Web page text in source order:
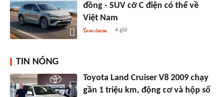
đồng - SUV cỡ C điện có thể về
Việt Nam
4 giờ
TIN NÓNG
Toyota Land Cruiser V8 2009 chạy
gần 1 triệu km, động cơ và hộp số